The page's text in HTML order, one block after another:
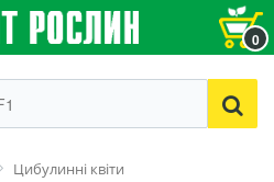
0
Цибулинні квіти